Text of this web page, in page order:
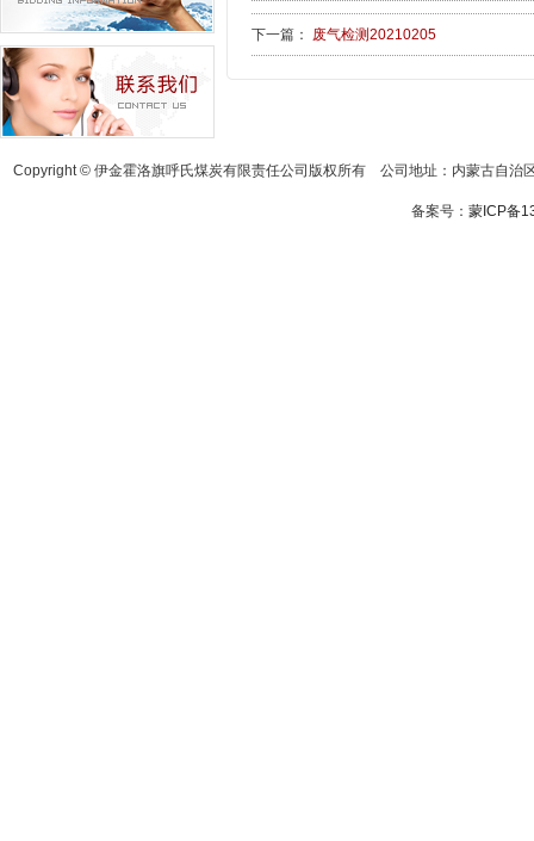
下一篇： 废气检测20210205
Copyright © 伊金霍洛旗呼氏煤炭有限责任公司版权所有 公司地址：内蒙古自
备案号： 蒙ICP备